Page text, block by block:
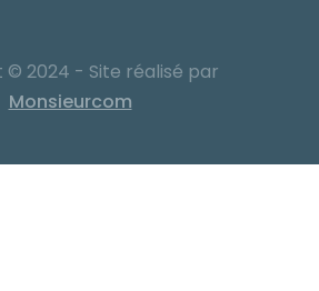
© 2024 - Site réalisé par
Monsieurcom